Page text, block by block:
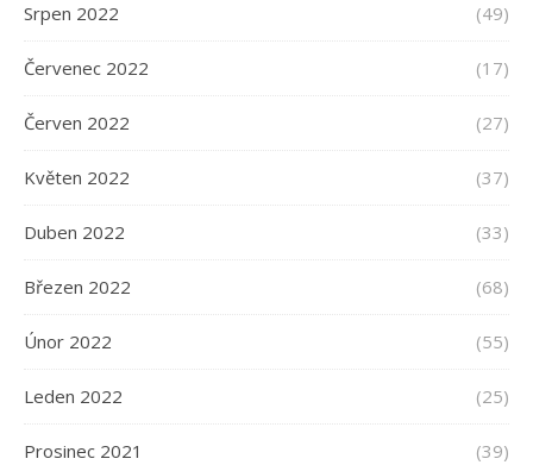
Srpen 2022 (49)
Červenec 2022 (17)
Červen 2022 (27)
Květen 2022 (37)
Duben 2022 (33)
Březen 2022 (68)
Únor 2022 (55)
Leden 2022 (25)
Prosinec 2021 (39)